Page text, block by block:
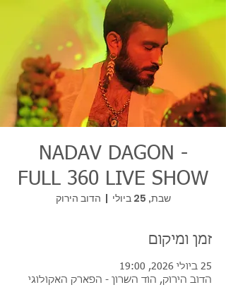
NADAV DAGON -
FULL 360 LIVE SHOW
שבת, 25 ביולי
  |
הדוב הירוק
זמן ומיקום
25 ביולי 2026, 19:00
הדוב הירוק, הוד השרון - הפארק האקולוגי